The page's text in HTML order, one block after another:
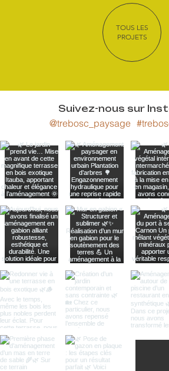
TOUS LES
PROJETS
Suivez-nous sur
@trebosc_paysage